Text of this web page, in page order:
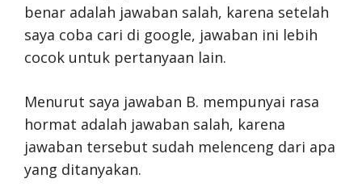
benar adalah jawaban salah, karena setelah
saya coba cari di google, jawaban ini lebih
cocok untuk pertanyaan lain.
Menurut saya jawaban B. mempunyai rasa
hormat adalah jawaban salah, karena
jawaban tersebut sudah melenceng dari apa
yang ditanyakan.